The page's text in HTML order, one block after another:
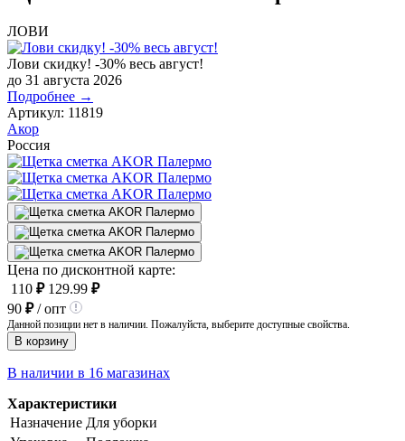
ЛОВИ
Лови скидку! -30% весь август!
до 31 августа 2026
Подробнее →
Артикул: 11819
Акор
Россия
Цена по дисконтной карте:
110 ₽ 129.99 ₽
90 ₽/ опт
Данной позиции нет в наличии. Пожалуйста, выберите доступные свойства.
В корзину
В наличии в 16 магазинах
Характеристики
Назначение Для уборки